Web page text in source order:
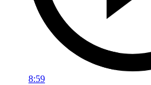
8:59